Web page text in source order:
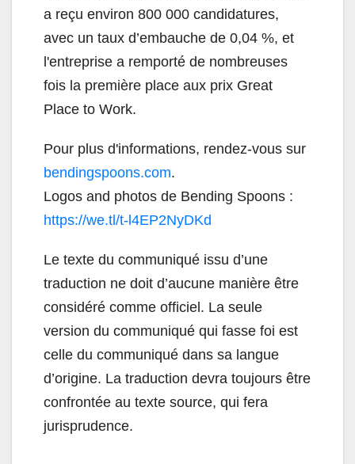
a reçu environ 800 000 candidatures,
avec un taux d’embauche de 0,04 %, et
l'entreprise a remporté de nombreuses
fois la première place aux prix Great
Place to Work.
Pour plus d'informations, rendez-vous sur
bendingspoons.com.
Logos and photos de Bending Spoons :
https://we.tl/t-l4EP2NyDKd
Le texte du communiqué issu d’une
traduction ne doit d’aucune manière être
considéré comme officiel. La seule
version du communiqué qui fasse foi est
celle du communiqué dans sa langue
d’origine. La traduction devra toujours être
confrontée au texte source, qui fera
jurisprudence.